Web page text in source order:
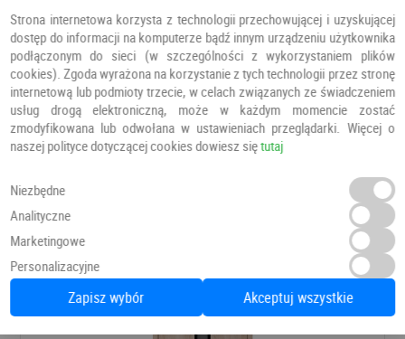
Drzwi Porto Pro 1
Drzwi pokojoweESSTILO
500,00 PLN500,00 PLN
Strona internetowa korzysta z technologii przechowującej i uzyskującej
dostęp do informacji na komputerze bądź innym urządzeniu użytkownika
podłączonym do sieci (w szczególności z wykorzystaniem plików
cookies). Zgoda wyrażona na korzystanie z tych technologii przez stronę
internetową lub podmioty trzecie, w celach związanych ze świadczeniem
usług drogą elektroniczną, może w każdym momencie zostać
zmodyfikowana lub odwołana w ustawieniach przeglądarki. Więcej o
naszej polityce dotyczącej cookies dowiesz siętutaj
Niezbędne
Analityczne
Marketingowe
Personalizacyjne
Zapisz wybór Akceptuj wszystkie